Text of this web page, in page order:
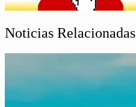
Noticias Relacionadas